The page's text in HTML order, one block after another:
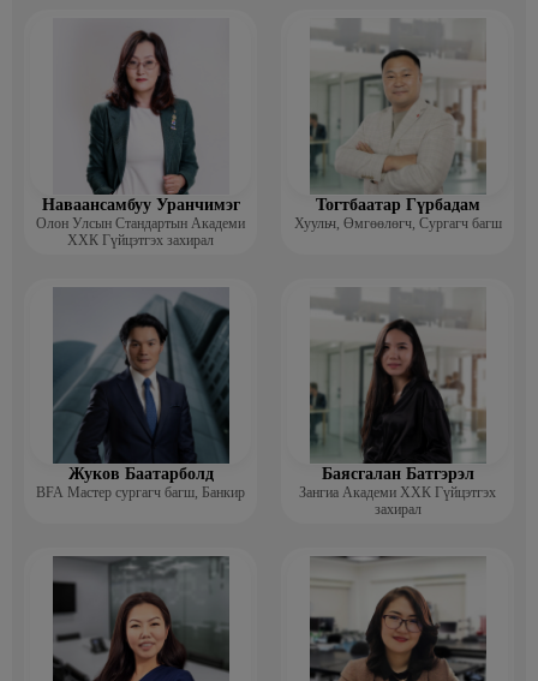
Наваансамбуу Уранчимэг
Олон Улсын Стандартын Академи
ХХК Гүйцэтгэх захирал
Тогтбаатар Гүрбадам
Хуульч, Өмгөөлөгч, Сургагч багш
Жуков Баатарболд
BFA Мастер сургагч багш, Банкир
Баясгалан Батгэрэл
Зангиа Академи ХХК Гүйцэтгэх
захирал